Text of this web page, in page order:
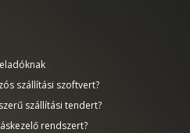
szállítási szoftvert?
szállítási tendert?
rendszert?